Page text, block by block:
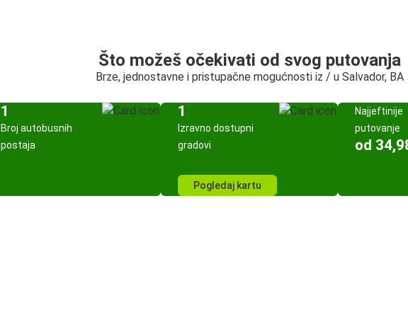
Što možeš očekivati od svog putovanja
Brze, jednostavne i pristupačne mogućnosti iz / u Salvador, BA
1
Broj autobusnih
postaja
1
Izravno dostupni
gradovi
Pogledaj kartu
Najjeftinije
putovanje
od